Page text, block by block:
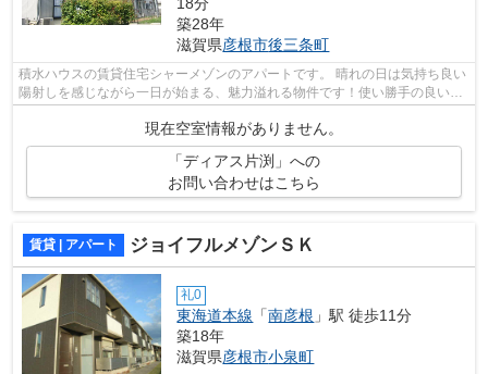
築28年
滋賀県彦根市後三条町
積水ハウスの賃貸住宅シャーメゾンのアパートです。 晴れの日は気持ち良い
陽射しを感じながら一日が始まる、魅力溢れる物件です！使い勝手の良いア
パートでイチオシの物件です！2駅利...
現在空室情報がありません。
「ディアス片渕」への
お問い合わせはこちら
賃貸 | アパート ジョイフルメゾンＳＫ
礼0
東海道本線 「南彦根 」駅 徒歩11分
築18年
滋賀県彦根市小泉町